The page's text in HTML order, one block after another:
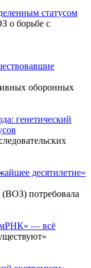
статусом
о борьбе с
оборонных
генетический
десятилетие»
(ВОЗ) потребовала
мРНК» — всё